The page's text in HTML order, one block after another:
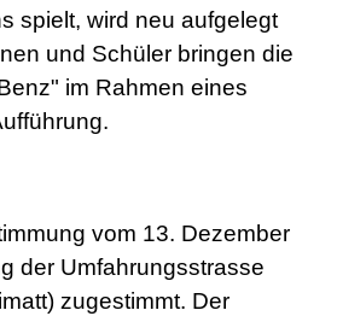
spielt, wird neu aufgelegt
und Schüler bringen die
im Rahmen eines
vom 13. Dezember
der Umfahrungsstrasse
zugestimmt. Der